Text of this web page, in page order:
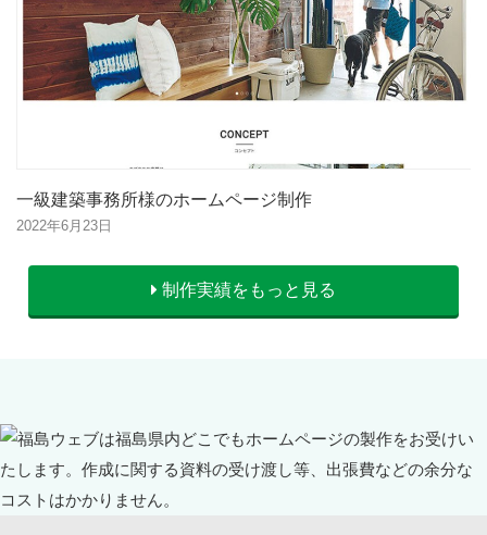
一級建築事務所様のホームページ制作
2022年6月23日
制作実績をもっと見る